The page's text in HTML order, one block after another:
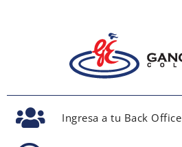
Ingresa a tu Back Office